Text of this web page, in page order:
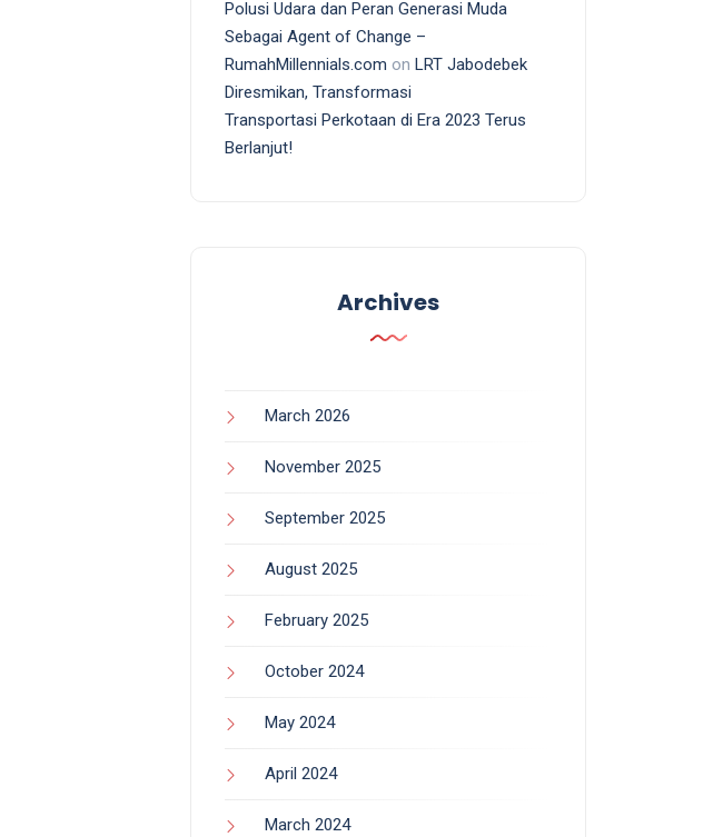
Polusi Udara dan Peran Generasi Muda
Sebagai Agent of Change –
RumahMillennials.com on LRT Jabodebek
Diresmikan, Transformasi
Transportasi Perkotaan di Era 2023 Terus
Berlanjut!
Archives
March 2026
November 2025
September 2025
August 2025
February 2025
October 2024
May 2024
April 2024
March 2024